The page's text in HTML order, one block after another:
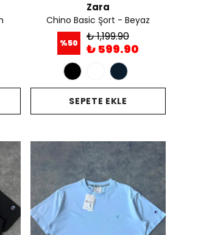
Zara
Chino Basic Şort - Beyaz
%50 ₺ 1,199.90
₺ 599.90
SEPETE EKLE